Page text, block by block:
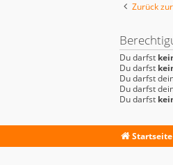
Zurück
Du darfst
Du darfst
Du darfst
Du darfst
Du darfst
Startseite